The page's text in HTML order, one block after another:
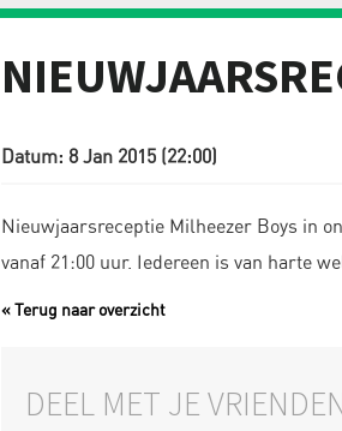
Datum: 8 Jan 2015 (22:00)
Nieuwjaarsreceptie Milheezer Boys in
vanaf 21:00 uur. Iedereen is van harte
« Terug naar overzicht
DEEL MET JE